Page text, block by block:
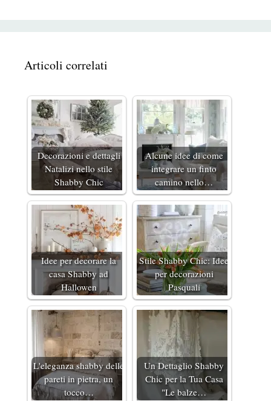
Articoli correlati
Decorazioni e dettagli
Natalizi nello stile
Shabby Chic
Alcune idee di come
integrare un finto
camino nello…
Idee per decorare la
casa Shabby ad
Hallowen
Stile Shabby Chic: Idee
per decorazioni
Pasquali
L'eleganza shabby delle
pareti in pietra, un
tocco…
Un Dettaglio Shabby
Chic per la Tua Casa
"Le balze…